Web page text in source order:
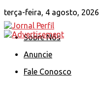
terça-feira, 4 agosto, 2026
Sobre Nós
Anuncie
Fale Conosco